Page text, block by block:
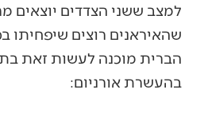
למצב ששני הצדדים יוצאים
שהאיראנים רוצים שיפחיתו
הברית מוכנה לעשות זאת
בהעשרת אורניום: